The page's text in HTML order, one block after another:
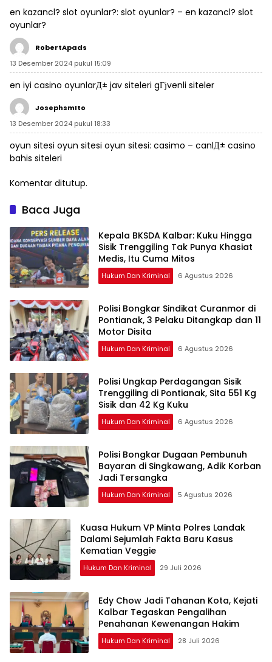
en kazancl? slot oyunlar?: slot oyunlar? – en kazancl? slot
oyunlar?
RobertApads
13 Desember 2024 pukul 15:09
en iyi casino oyunlarД± jav siteleri gГјvenli siteler
JosephsmIto
13 Desember 2024 pukul 18:33
oyun sitesi oyun sitesi oyun sitesi: casimo – canlД± casino
bahis siteleri
Komentar ditutup.
Baca Juga
Kepala BKSDA Kalbar: Kuku Hingga
Sisik Trenggiling Tak Punya Khasiat
Medis, Itu Cuma Mitos
Hukum Dan Kriminal 6 Agustus 2026
Polisi Bongkar Sindikat Curanmor di
Pontianak, 3 Pelaku Ditangkap dan 11
Motor Disita
Hukum Dan Kriminal 6 Agustus 2026
Polisi Ungkap Perdagangan Sisik
Trenggiling di Pontianak, Sita 551 Kg
Sisik dan 42 Kg Kuku
Hukum Dan Kriminal 6 Agustus 2026
Polisi Bongkar Dugaan Pembunuh
Bayaran di Singkawang, Adik Korban
Jadi Tersangka
Hukum Dan Kriminal 5 Agustus 2026
Kuasa Hukum VP Minta Polres Landak
Dalami Sejumlah Fakta Baru Kasus
Kematian Veggie
Hukum Dan Kriminal 29 Juli 2026
Edy Chow Jadi Tahanan Kota, Kejati
Kalbar Tegaskan Pengalihan
Penahanan Kewenangan Hakim
Hukum Dan Kriminal 28 Juli 2026